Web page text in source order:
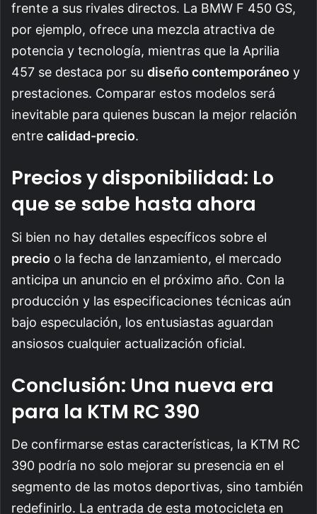
frente a sus rivales directos. La BMW F 450 GS,
por ejemplo, ofrece una mezcla atractiva de
potencia y tecnología, mientras que la Aprilia
457 se destaca por su diseño contemporáneo y
prestaciones. Comparar estos modelos será
inevitable para quienes buscan la mejor relación
entre calidad-precio.
Precios y disponibilidad: Lo
que se sabe hasta ahora
Si bien no hay detalles específicos sobre el
precio o la fecha de lanzamiento, el mercado
anticipa un anuncio en el próximo año. Con la
producción y las especificaciones técnicas aún
bajo especulación, los entusiastas aguardan
ansiosos cualquier actualización oficial.
Conclusión: Una nueva era
para la KTM RC 390
De confirmarse estas características, la KTM RC
390 podría no solo mejorar su presencia en el
segmento de las motos deportivas, sino también
redefinirlo. La entrada de esta motocicleta en